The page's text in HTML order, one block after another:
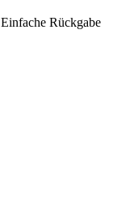
Einfache Rückgabe